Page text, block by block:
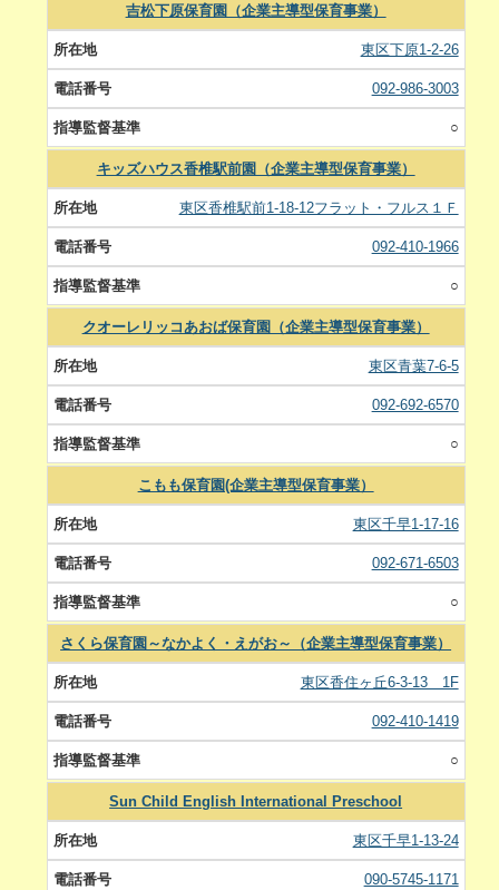
吉松下原保育園（企業主導型保育事業）
東区下原1-2-26
092-986-3003
○
キッズハウス香椎駅前園（企業主導型保育事業）
東区香椎駅前1-18-12フラット・フルス１Ｆ
092-410-1966
○
クオーレリッコあおば保育園（企業主導型保育事業）
東区青葉7-6-5
092-692-6570
○
こもも保育園(企業主導型保育事業）
東区千早1-17-16
092-671-6503
○
さくら保育園～なかよく・えがお～（企業主導型保育事業）
東区香住ヶ丘6-3-13 1F
092-410-1419
○
Sun Child English International Preschool
東区千早1-13-24
090-5745-1171